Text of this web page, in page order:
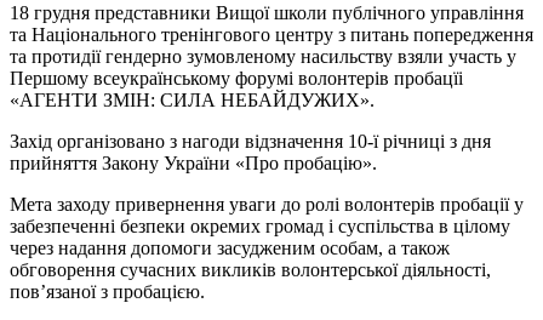
18 грудня представники Вищої школи публічного управління
та Національного тренінгового центру з питань попередження
та протидії гендерно зумовленому насильству взяли участь у
Першому всеукраїнському форумі волонтерів пробацїі
«АГЕНТИ ЗМІН: СИЛА НЕБАЙДУЖИХ».
Захід організовано з нагоди відзначення 10-ї річниці з дня
прийняття Закону України «Про пробацію».
Мета заходу привернення уваги до ролі волонтерів пробації у
забезпеченні безпеки окремих громад і суспільства в цілому
через надання допомоги засудженим особам, а також
обговорення сучасних викликів волонтерської діяльності,
пов’язаної з пробацією.